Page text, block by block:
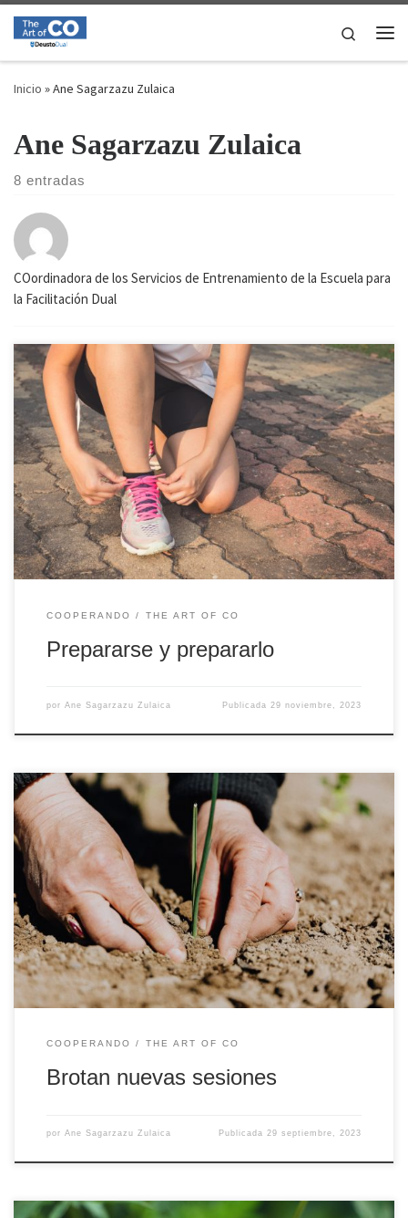
Saltar al contenido
Search
Inicio »Ane Sagarzazu Zulaica
Ane Sagarzazu Zulaica
8 entradas
COordinadora de los Servicios de Entrenamiento de la Escuela para
la Facilitación Dual
Hace unos pocos días realizamos la sesión de “Cómo dar un buen
feedback” de la Escuela para la Facilitación Dual orientada a las
personas facilitadoras duales del ecosistema. En la misma, la
facilitadora Ainhoa Gorostidi incidía en la importancia de la
preparación a la hora de dar el feedback. La […]
COOPERANDO THE ART OF CO
Prepararse y prepararlo
por Ane Sagarzazu Zulaica Publicada 29 noviembre, 2023
El descanso es clave en cualquier proceso de entrenamiento: nos
permite parar, reflexionar y coger fuerzas para comenzar de
nuevo. También lo es en los procesos de cultivo: gracias al
barbecho nacen brotes más fuertes y cosechas más fructíferas. Y
así hemos hecho también en la Unidad Dual; hemos reposado […]
COOPERANDO THE ART OF CO
Brotan nuevas sesiones
por Ane Sagarzazu Zulaica Publicada29 septiembre, 2023